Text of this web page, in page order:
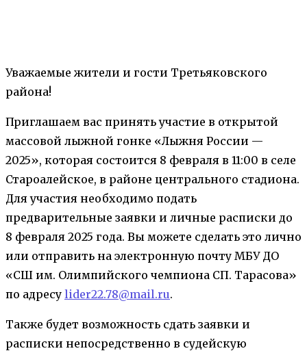
Уважаемые жители и гости Третьяковского
района!
Приглашаем вас принять участие в открытой
массовой лыжной гонке «Лыжня России —
2025», которая состоится 8 февраля в 11:00 в селе
Староалейское, в районе центрального стадиона.
Для участия необходимо подать
предварительные заявки и личные расписки до
8 февраля 2025 года. Вы можете сделать это лично
или отправить на электронную почту МБУ ДО
«СШ им. Олимпийского чемпиона СП. Тарасова»
по адресу lider22.78@mail.ru.
Также будет возможность сдать заявки и
расписки непосредственно в судейскую